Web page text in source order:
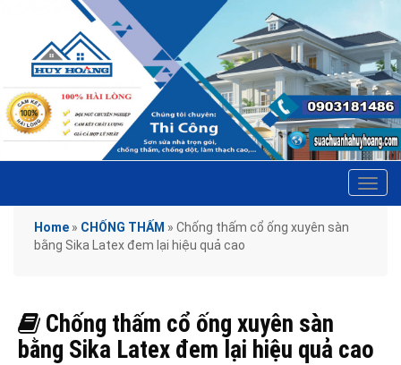
Home » CHỐNG THẤM » Chống thấm cổ ống xuyên sàn
bằng Sika Latex đem lại hiệu quả cao
Chống thấm cổ ống xuyên sàn
bằng Sika Latex đem lại hiệu quả cao